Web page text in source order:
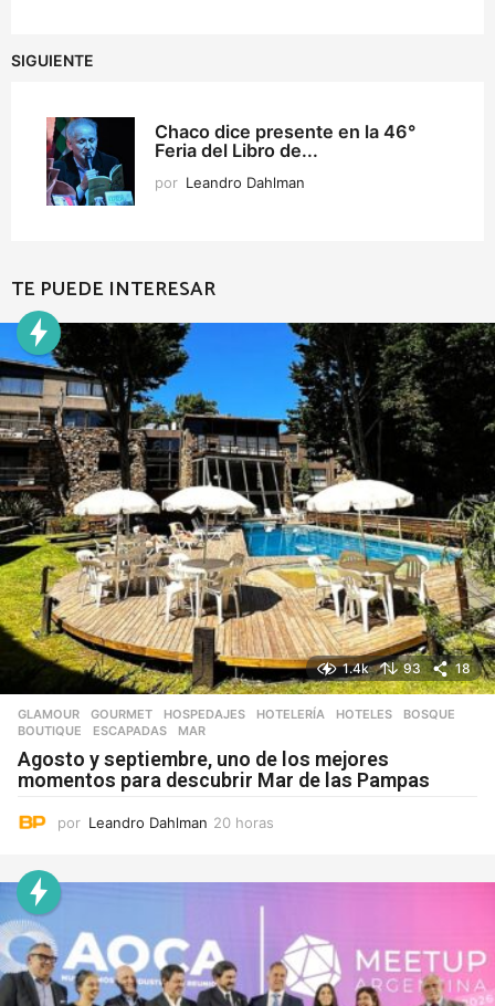
SIGUIENTE
Chaco dice presente en la 46°
Feria del Libro de...
por Leandro Dahlman
TE PUEDE INTERESAR
1.4k 93 18
GLAMOUR ,GOURMET ,HOSPEDAJES ,HOTELERÍA ,HOTELES BOSQUE
BOUTIQUE
,ESCAPADAS ,MAR
Agosto y septiembre, uno de los mejores
momentos para descubrir Mar de las Pampas
por Leandro Dahlman 20 horas
o